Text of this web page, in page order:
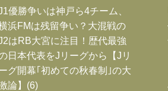
優勝争いは神戸ら4チーム、
浜FMは残留争い？大混戦の
はRB大宮に注目！歴代最強
日本代表をJリーグから【Jリ
グ開幕｢初めての秋春制｣の大
論】(6)